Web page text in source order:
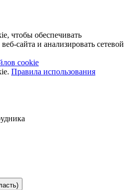
чтобы обеспечивать
сайта и анализировать сетевой
cookie
Правила использования